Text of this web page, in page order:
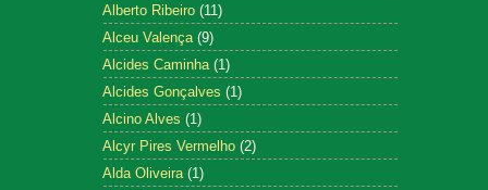
Alberto Ribeiro (11)
Alceu Valença (9)
Alcides Caminha (1)
Alcides Gonçalves (1)
Alcino Alves (1)
Alcyr Pires Vermelho (2)
Alda Oliveira (1)